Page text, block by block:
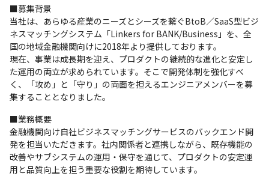
■募集背景
当社は、あらゆる産業のニーズとシーズを繋ぐBtoB／SaaS型ビジ
ネスマッチングシステム「Linkers for BANK/Business」を、全
国の地域金融機関向けに2018年より提供しております。
現在、事業は成長期を迎え、プロダクトの継続的な進化と安定し
た運用の両立が求められています。そこで開発体制を強化すべ
く、「攻め」と「守り」の両面を担えるエンジニアメンバーを募
集することとなりました。
■業務概要
金融機関向け自社ビジネスマッチングサービスのバックエンド開
発を担当いただきます。社内関係者と連携しながら、既存機能の
改善やサブシステムの運用・保守を通じて、プロダクトの安定運
用と品質向上を担う重要な役割を期待しています。